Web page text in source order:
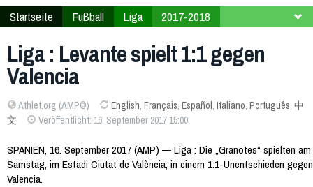
Startseite
Fußball Liga
2017-2018
Liga : Levante spielt 1:1 gegen
Valencia
Athlet.org (AMP©) English, Français, Español, Italiano, Português, 中
文
Veröffentlicht: 16. September 2017 15:00
SPANIEN, 16. September 2017 (AMP) — Liga : Die „Granotes“ spielten am
Samstag, im Estadi Ciutat de València, in einem 1:1-Unentschieden gegen
Valencia.